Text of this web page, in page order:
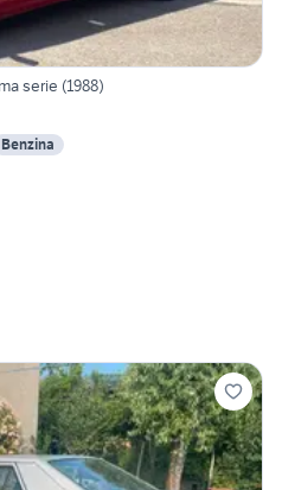
serie (1988)
Benzina